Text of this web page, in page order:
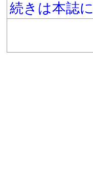
続きは本誌に